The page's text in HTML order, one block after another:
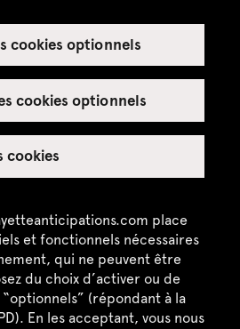
place
et fonctionnels nécessaires
qui ne peuvent être
du choix d’activer ou de
(répondant à la
En les acceptant, vous nous
cookies optionnels
cookies optionnels
cookies